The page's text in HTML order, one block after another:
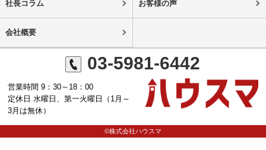
社長コラム お客様の声
会社概要
03-5981-6442
営業時間 9：30～18：00
定休日 水曜日、第一火曜日（1月～
3月は無休）
©株式会社ハウスマ